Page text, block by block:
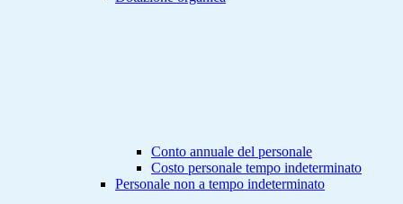
Conto annuale del personale
Costo personale tempo indeterminato
Personale non a tempo indeterminato